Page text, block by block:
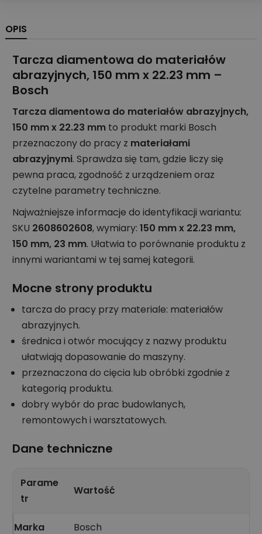
OPIS
Tarcza diamentowa do materiałów
abrazyjnych, 150 mm x 22.23 mm –
Bosch
Tarcza diamentowa do materiałów abrazyjnych,
150 mm x 22.23 mm to produkt marki Bosch
przeznaczony do pracy z materiałami
abrazyjnymi. Sprawdza się tam, gdzie liczy się
pewna praca, zgodność z urządzeniem oraz
czytelne parametry techniczne.
Najważniejsze informacje do identyfikacji wariantu:
SKU 2608602608, wymiary: 150 mm x 22.23 mm,
150 mm, 23 mm. Ułatwia to porównanie produktu z
innymi wariantami w tej samej kategorii.
Mocne strony produktu
tarcza do pracy przy materiale: materiałów
abrazyjnych.
średnica i otwór mocujący z nazwy produktu
ułatwiają dopasowanie do maszyny.
przeznaczona do cięcia lub obróbki zgodnie z
kategorią produktu.
dobry wybór do prac budowlanych,
remontowych i warsztatowych.
Dane techniczne
Parame
tr
Wartość
Marka Bosch